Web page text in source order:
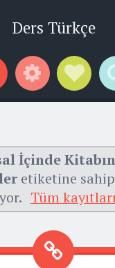
Ders Türkçe
WidgetsSocial
İçinde
etiketine
Tüm